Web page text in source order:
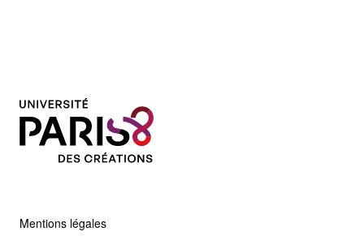
Mentions légales